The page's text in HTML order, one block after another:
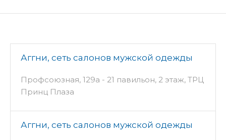
Аггни, сеть салонов мужской одежды
Профсоюзная, 129а - 21 павильон, 2 этаж, ТРЦ
Принц Плаза
Аггни, сеть салонов мужской одежды